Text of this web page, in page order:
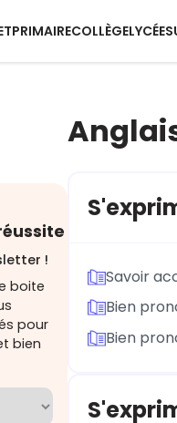
PRIMAIRECOLLÈGELYCÉE
!
boite
pour
bien
Savoir
Bien
Bien